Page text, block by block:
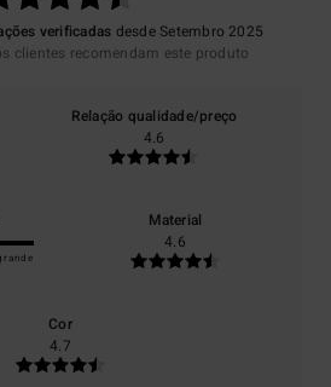
verificadas desde Setembro 2025
clientes recomendam este produto
Relação qualidade/preço
4.6
Material
4.6
Cor
4.7